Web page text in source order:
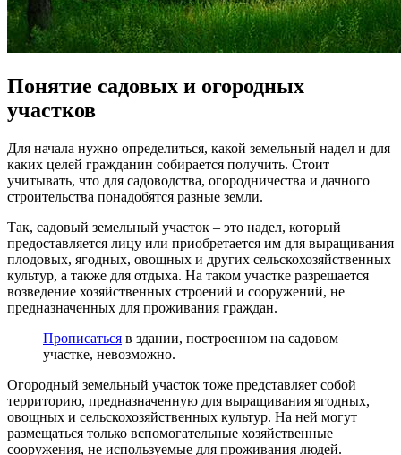
Понятие садовых и огородных
участков
Для начала нужно определиться, какой земельный надел и для
каких целей гражданин собирается получить. Стоит
учитывать, что для садоводства, огородничества и дачного
строительства понадобятся разные земли.
Так, садовый земельный участок – это надел, который
предоставляется лицу или приобретается им для выращивания
плодовых, ягодных, овощных и других сельскохозяйственных
культур, а также для отдыха. На таком участке разрешается
возведение хозяйственных строений и сооружений, не
предназначенных для проживания граждан.
Прописаться в здании, построенном на садовом
участке, невозможно.
Огородный земельный участок тоже представляет собой
территорию, предназначенную для выращивания ягодных,
овощных и сельскохозяйственных культур. На ней могут
размещаться только вспомогательные хозяйственные
сооружения, не используемые для проживания людей.